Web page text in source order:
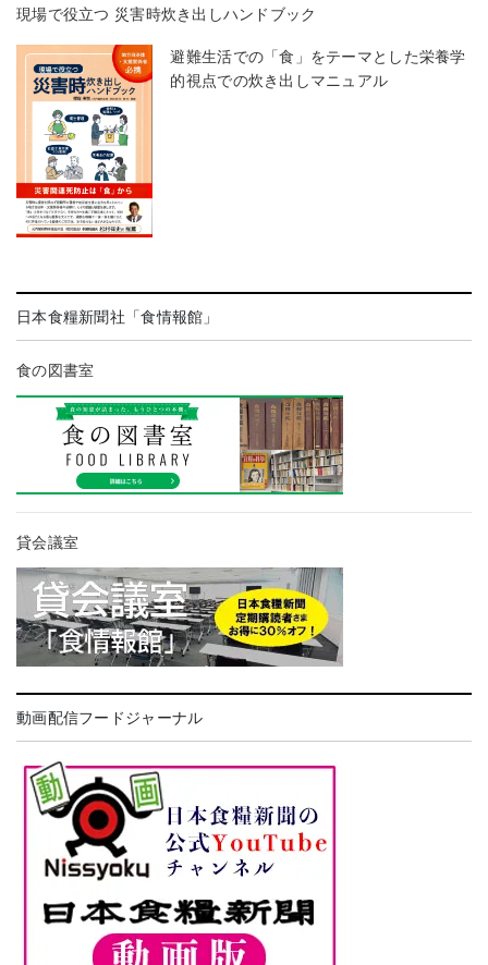
現場で役立つ 災害時炊き出しハンドブック
避難生活での「食」をテーマとした栄養学
的視点での炊き出しマニュアル
日本食糧新聞社「食情報館」
食の図書室
貸会議室
動画配信フードジャーナル